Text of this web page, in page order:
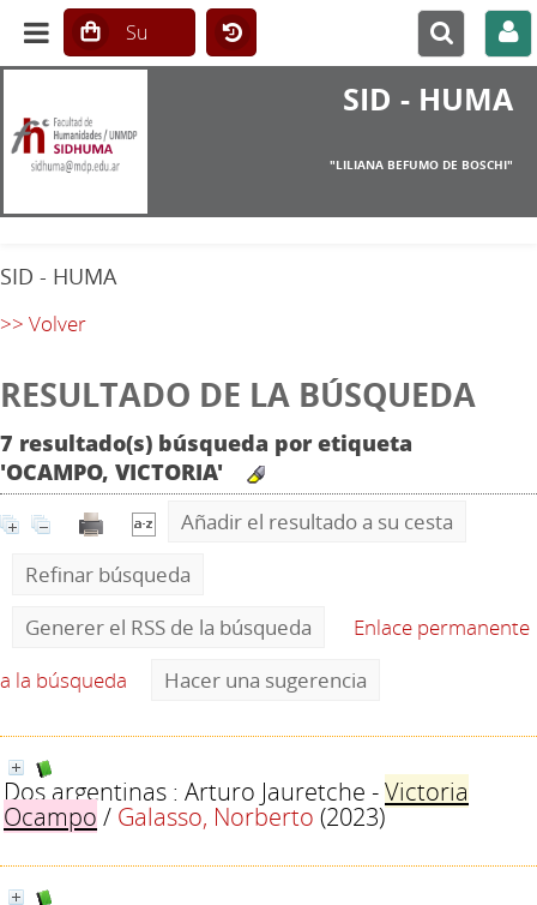
SID - HUMA
"LILIANA BEFUMO DE BOSCHI"
SID - HUMA
>> Volver
RESULTADO DE LA BÚSQUEDA
7 resultado(s) búsqueda por etiqueta
'OCAMPO, VICTORIA'
Añadir el resultado a su cesta
Refinar búsqueda
Generer el RSS de la búsqueda
Enlace permanente
a la búsqueda
Hacer una sugerencia
Dos argentinas : Arturo Jauretche -Victoria
Ocampo / Galasso, Norberto (2023)